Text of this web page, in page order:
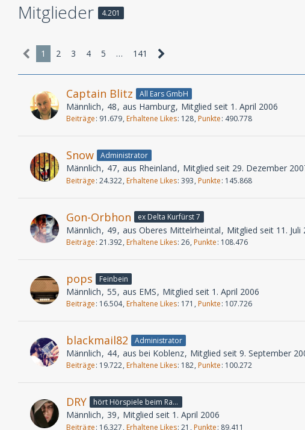
Mitglieder 4.201
1 2 3 4 5 … 141
Captain Blitz All Ears GmbH
Männlich 48 aus Hamburg Mitglied seit 1. April 2006
Beiträge 91.679 Erhaltene Likes 128 Punkte 490.778
Snow Administrator
Männlich 47 aus Rheinland Mitglied seit 29. Dezember
Beiträge 24.322 Erhaltene Likes 393 Punkte 145.868
Gon-Orbhon ex Delta Kurfürst 7
Männlich 49 aus Oberes Mittelrheintal Mitglied seit 11. Juli
Beiträge 21.392 Erhaltene Likes 26 Punkte 108.476
pops Feinbein
Männlich 55 aus EMS Mitglied seit 1. April 2006
Beiträge 16.504 Erhaltene Likes 171 Punkte 107.726
blackmail82 Administrator
Männlich 44 aus bei Koblenz Mitglied seit 9. September
Beiträge 19.722 Erhaltene Likes 182 Punkte 100.272
DRY hört Hörspiele beim Rasenmähen
Männlich 39 Mitglied seit 1. April 2006
Beiträge 16.327 Erhaltene Likes 21 Punkte 89.411